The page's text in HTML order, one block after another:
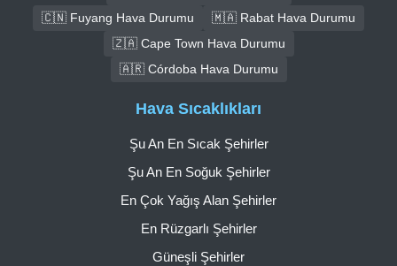
🇨🇳 Fuyang Hava Durumu
🇲🇦 Rabat Hava Durumu
🇿🇦 Cape Town Hava Durumu
🇦🇷 Córdoba Hava Durumu
Hava Sıcaklıkları
Şu An En Sıcak Şehirler
Şu An En Soğuk Şehirler
En Çok Yağış Alan Şehirler
En Rüzgarlı Şehirler
Güneşli Şehirler